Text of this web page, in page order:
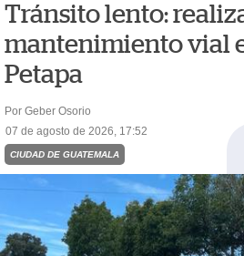
Tránsito lento:
mantenimiento vial
Petapa
Por Geber Osorio
07 de agosto de 2026, 17:52
CIUDAD DE GUATEMALA